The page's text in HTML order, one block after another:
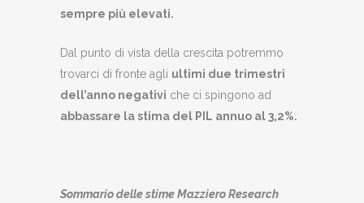
sempre più elevati.
Dal punto di vista della crescita potremmo
trovarci di fronte agli ultimi due trimestri
dell’anno negativi che ci spingono ad
abbassare la stima del PIL annuo al 3,2%.
Sommario delle stime Mazziero Research